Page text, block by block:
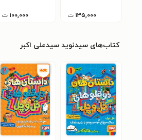
۱۳۵,۰۰۰ ت ۱۰۰,۰۰۰ ت
کتاب‌های سیدنوید سیدعلی اکبر